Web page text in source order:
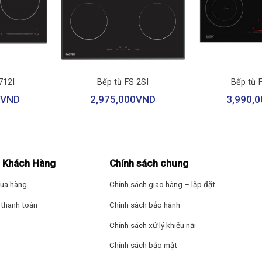
hình vuông, dễ dàng đặt xoong nồi đúng vị trí. Bảng điều khiển
tính năng gia nhiệt nhanh Booster lên tới 3700W ở mỗi vùng.
Nếu tổng công suất đang đạt 4000W, khi một vùng nấu tăng
điện, bảo vệ tuổi thọ bo mạch bếp cho bếp.
(CB)
VND
+
Bếp từ FS 2SI
2,975,000VND
Bếp từ
Hàng
hàng
toán
Chính sách chung
Chính sách giao hàng – lắp đặt
Chính sách bảo hành
Chính sách xử lý khiếu nại
Chính sách bảo mật